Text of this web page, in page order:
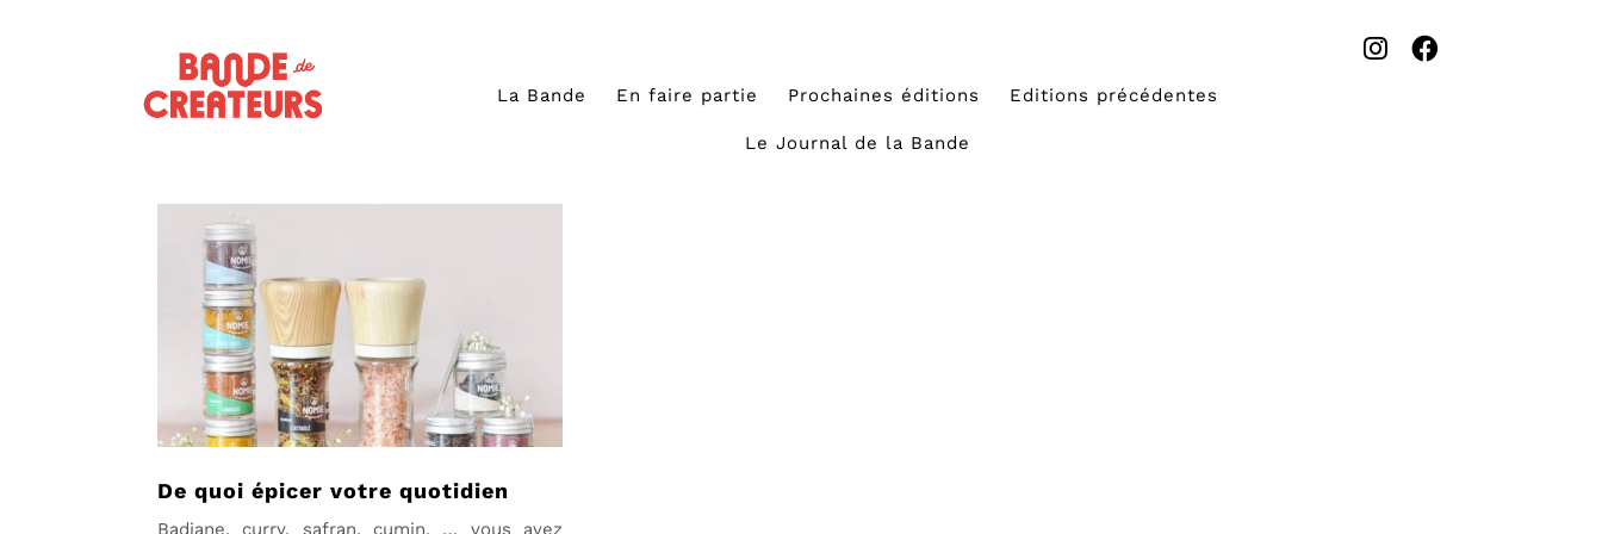
La Bande En faire partie Prochaines éditions Editions précédentes
Le Journal de la Bande
De quoi épicer votre quotidien
Badiane, curry, safran, cumin, … vous avez